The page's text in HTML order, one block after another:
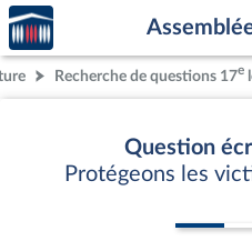
Aller au contenu
Aller en bas de la page
Accèder
à la
page
d'accueilRecherche de questions 17e
Question
Protégeons les